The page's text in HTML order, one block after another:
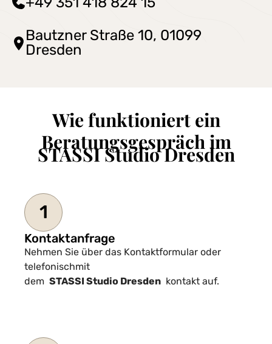
Bautzner Straße 10, 01099
Dresden
Wie funktioniert ein
Beratungsgespräch im
STASSI Studio Dresden
1
Kontaktanfrage
Nehmen Sie über das Kontaktformular oder
telefonischmit
dem STASSI Studio Dresden kontakt auf.